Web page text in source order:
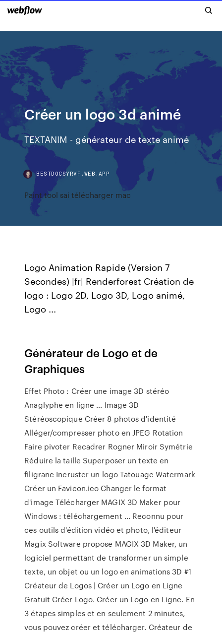
Créer un logo 3d animé
TEXTANIM - générateur de texte animé
BESTDOCSYRVF.WEB.APP
Paint tool sai télécharger mac
Logo Animation Rapide (Version 7
Secondes) |fr| Renderforest Création de
logo : Logo 2D, Logo 3D, Logo animé,
Logo ...
Générateur de Logo et de
Graphiques
Effet Photo : Créer une image 3D stéréo
Anaglyphe en ligne ... Image 3D
Stéréoscopique Créer 8 photos d'identité
Alléger/compresser photo en JPEG Rotation
Faire pivoter Recadrer Rogner Miroir Symétrie
Réduire la taille Superposer un texte en
filigrane Incruster un logo Tatouage Watermark
Créer un Favicon.ico Changer le format
d'image Télécharger MAGIX 3D Maker pour
Windows : téléchargement ... Reconnu pour
ces outils d'édition vidéo et photo, l'éditeur
Magix Software propose MAGIX 3D Maker, un
logiciel permettant de transformer un simple
texte, un objet ou un logo en animations 3D #1
Créateur de Logos | Créer un Logo en Ligne
Gratuit Créer Logo. Créer un Logo en Ligne. En
3 étapes simples et en seulement 2 minutes,
vous pouvez créer et télécharger. Créateur de